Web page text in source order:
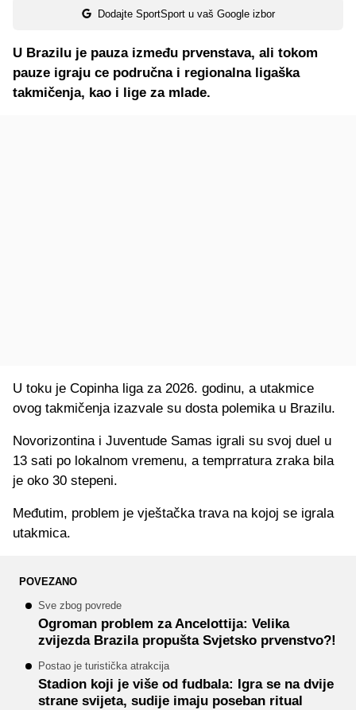
Dodajte SportSport u vaš Google izbor
U Brazilu je pauza između prvenstava, ali tokom
pauze igraju ce područna i regionalna ligaška
takmičenja, kao i lige za mlade.
U toku je Copinha liga za 2026. godinu, a utakmice
ovog takmičenja izazvale su dosta polemika u Brazilu.
Novorizontina i Juventude Samas igrali su svoj duel u
13 sati po lokalnom vremenu, a temprratura zraka bila
je oko 30 stepeni.
Međutim, problem je vještačka trava na kojoj se igrala
utakmica.
POVEZANO
Sve zbog povrede
Ogroman problem za Ancelottija: Velika
zvijezda Brazila propušta Svjetsko prvenstvo?!
Postao je turistička atrakcija
Stadion koji je više od fudbala: Igra se na dvije
strane svijeta, sudije imaju poseban ritual